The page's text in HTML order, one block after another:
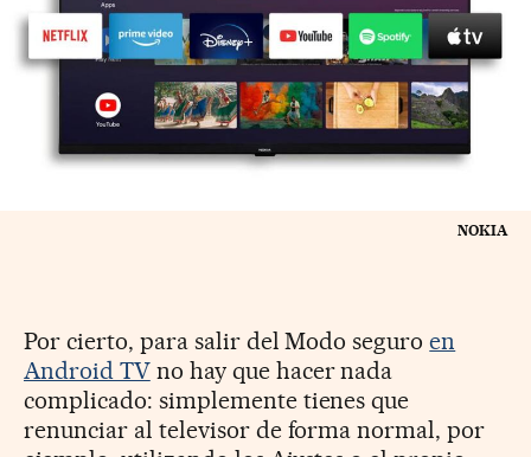
NOKIA
Por cierto, para salir del Modo seguroen
Android TVno hay que hacer nada
complicado: simplemente tienes que
renunciar al televisor de forma normal, por